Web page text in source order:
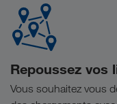
Repoussez vos
Vous souhaitez vous